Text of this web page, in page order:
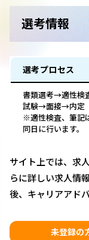
選考情報
選考プロセス
書類選考→適性検
試験→面接→内定
※適性検査、筆記
同日に行います。
サイト上では、求
らに詳しい求人情
後、キャリアアド
未登録の